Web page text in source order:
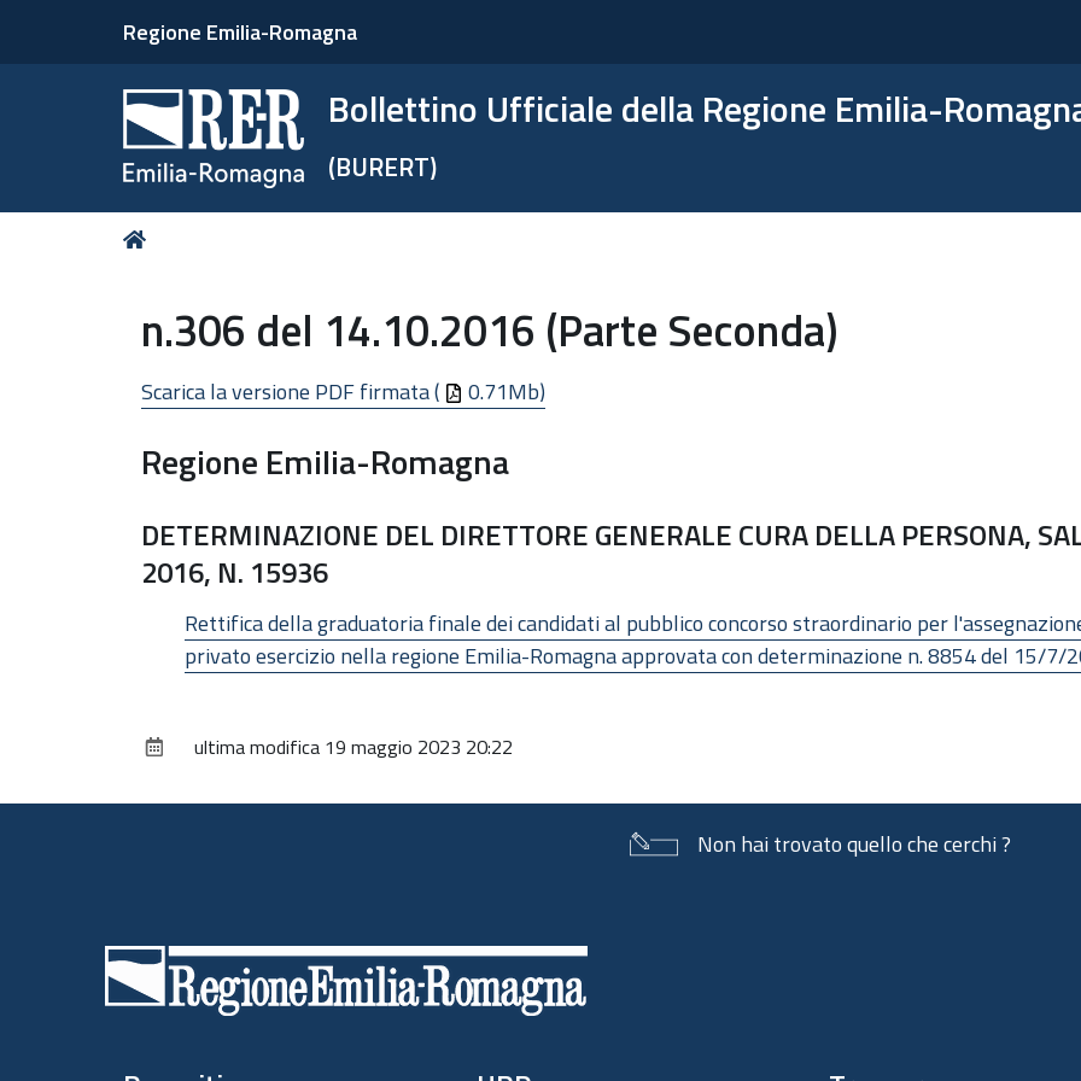
Regione Emilia-Romagna
Bollettino Ufficiale della Regione Emilia-
(BURERT)
Tu
n.306 del 14.10.2016 (Parte Seconda)
Scarica la versione PDF firmata ( 0.71Mb)
Regione Emilia-Romagna
DETERMINAZIONE DEL DIRETTORE GENERALE CURA DELLA PERSONA,
2016, N. 15936
Rettifica della graduatoria finale dei candidati al pubblico concorso straordinario per
privato esercizio nella regione Emilia-Romagna approvata con determinazione n. 8854 del 15/7/
ultima modifica 19 maggio 2023 20:22
Non hai trovato quello che cerchi ?